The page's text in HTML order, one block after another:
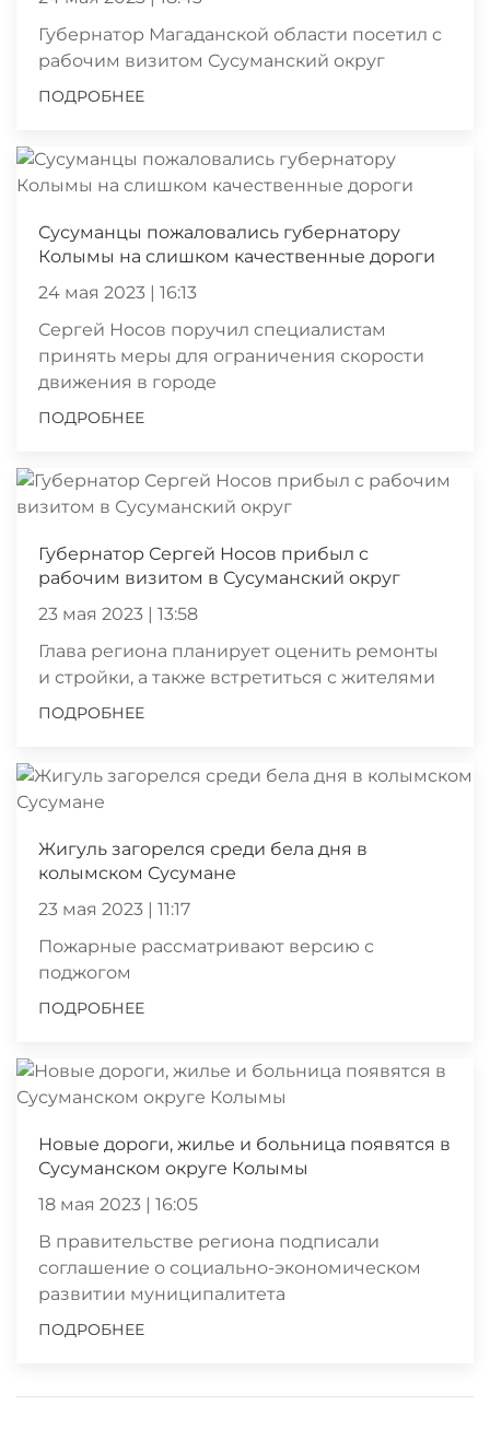
Губернатор Магаданской области посетил с
рабочим визитом Сусуманский округ
ПОДРОБНЕЕ
Сусуманцы пожаловались губернатору
Колымы на слишком качественные дороги
24 мая 2023 | 16:13
Сергей Носов поручил специалистам
принять меры для ограничения скорости
движения в городе
ПОДРОБНЕЕ
Губернатор Сергей Носов прибыл с
рабочим визитом в Сусуманский округ
23 мая 2023 | 13:58
Глава региона планирует оценить ремонты
и стройки, а также встретиться с жителями
ПОДРОБНЕЕ
Жигуль загорелся среди бела дня в
колымском Сусумане
23 мая 2023 | 11:17
Пожарные рассматривают версию с
поджогом
ПОДРОБНЕЕ
Новые дороги, жилье и больница появятся в
Сусуманском округе Колымы
18 мая 2023 | 16:05
В правительстве региона подписали
соглашение о социально-экономическом
развитии муниципалитета
ПОДРОБНЕЕ